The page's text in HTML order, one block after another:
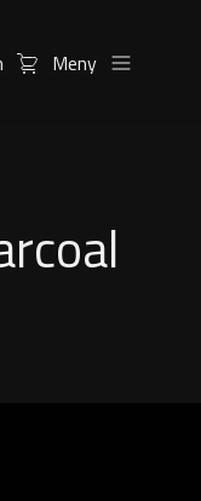
Meny